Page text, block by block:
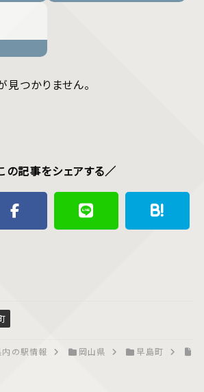
つかりません。
の記事をシェアする／
内の駅情報 岡山県 早島町